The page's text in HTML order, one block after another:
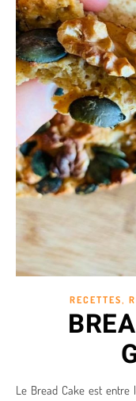
RECETTES ,
Le Bread Cake est entre le pain et le cake, pour un petit-déjeuner ou